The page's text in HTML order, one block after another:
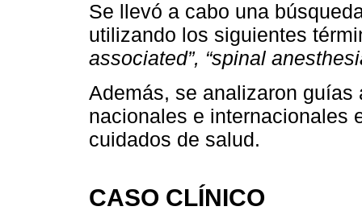
Se llevó a cabo una
utilizando los siguientes
associated”, “spinal
Además, se analizaron
nacionales e internacionales
cuidados de salud.
CASO CLÍNICO